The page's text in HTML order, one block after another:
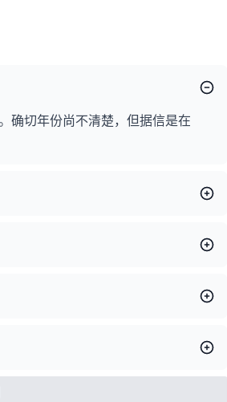
确切年份尚不清楚，但据信是在